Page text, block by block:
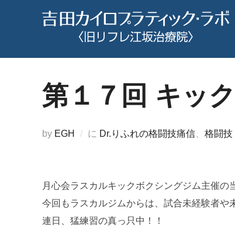
ン
第１７回 キッ
by EGH に Dr.りふれの格闘技痛信 格闘技
月心会ラスカルキックボクシングジム主催の
今回もラスカルジムからは、試合未経験者や
連日、猛練習の真っ只中！！